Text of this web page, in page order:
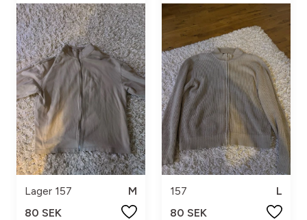
Lager 157
M
80 SEK
157
L
80 SEK